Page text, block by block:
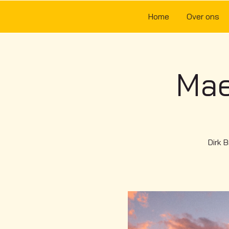
Home Over ons
Dirk